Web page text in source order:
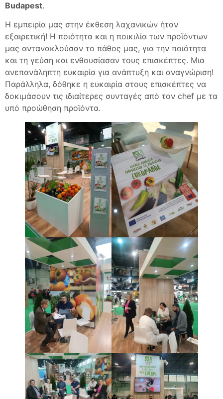
Budapest.
Η εμπειρία μας στην έκθεση λαχανικών ήταν
εξαιρετική! Η ποιότητα και η ποικιλία των προϊόντων
μας αντανακλούσαν το πάθος μας, για την ποιότητα
και τη γεύση και ενθουσίασαν τους επισκέπτες. Μια
ανεπανάληπτη ευκαιρία για ανάπτυξη και αναγνώριση!
Παράλληλα, δόθηκε η ευκαιρία στους επισκέπτες να
δοκιμάσουν τις ιδιαίτερες συνταγές από τον chef με τα
υπό προώθηση προϊόντα.